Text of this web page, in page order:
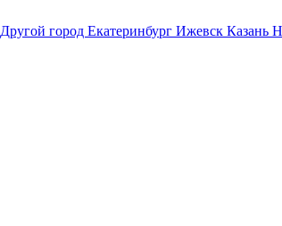
Другой город Екатеринбург Ижевск Казань